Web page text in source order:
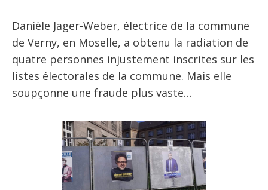
Danièle Jager-Weber, électrice de la commune
de Verny, en Moselle, a obtenu la radiation de
quatre personnes injustement inscrites sur les
listes électorales de la commune. Mais elle
soupçonne une fraude plus vaste…